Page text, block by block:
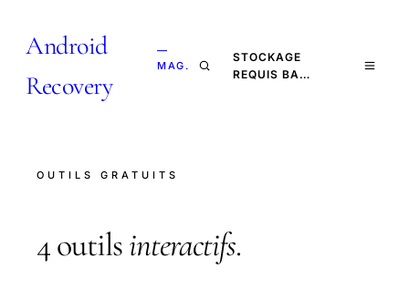
Android
Recovery
—
MAG.
STOCKAGE
REQUIS BA…
OUTILS GRATUITS
4 outilsinteractifs.